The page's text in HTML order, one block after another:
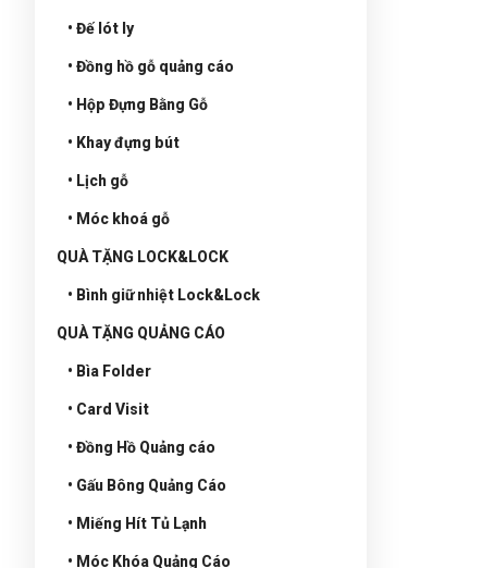
• Đế lót ly
• Đồng hồ gỗ quảng cáo
• Hộp Đựng Bằng Gỗ
• Khay đựng bút
• Lịch gỗ
• Móc khoá gỗ
QUÀ TẶNG LOCK&LOCK
• Bình giữ nhiệt Lock&Lock
QUÀ TẶNG QUẢNG CÁO
• Bìa Folder
• Card Visit
• Đồng Hồ Quảng cáo
• Gấu Bông Quảng Cáo
• Miếng Hít Tủ Lạnh
• Móc Khóa Quảng Cáo